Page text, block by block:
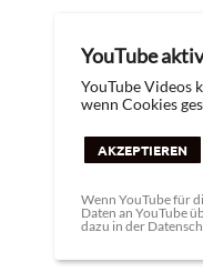
YouTube
YouTube Videos
wenn Cookies
AKZEPTIEREN
Wenn YouTube für
Daten an YouTube
dazu in der